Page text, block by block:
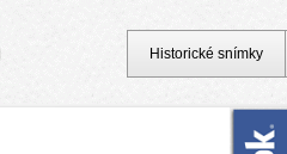
Historické snímky